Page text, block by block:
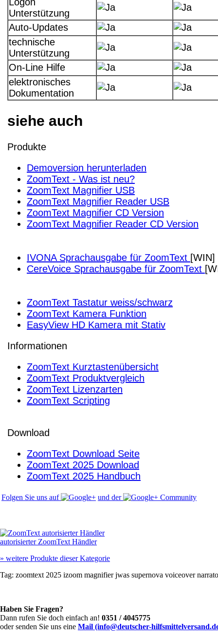
Unterstützung
Auto-Updates
technische
Unterstützung
On-Line Hilfe
elektronisches
Dokumentation
siehe auch
Produkte
Demoversion herunterladen
ZoomText - Was ist neu?
ZoomText Magnifier USB
ZoomText Magnifier Reader USB
ZoomText Magnifier CD Version
ZoomText Magnifier Reader CD Version
IVONA Sprachausgabe für ZoomText [WIN]
CereVoice Sprachausgabe für ZoomText
ZoomText Tastatur weiss/schwarz
ZoomText Kamera Funktion
EasyView HD Kamera mit Stativ
Informationen
ZoomText Kurztastenübersicht
ZoomText Produktvergleich
ZoomText Lizenzarten
ZoomText Scripting
Download
ZoomText Download Seite
ZoomText 2025 Download
ZoomText 2025 Handbuch
Folgen Sie uns auf und der
autorisierter ZoomText Händler
» weitere Produkte dieser Kategorie
Tag: zoomtext 2025 izoom magnifierjwas supernova voiceover
Haben Sie Fragen?
Dann rufen Sie doch einfach an! 0351 / 4045775
oder senden Sie uns eine Mail (info@deutscher-